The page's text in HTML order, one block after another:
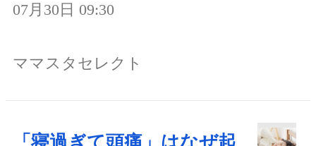
07月30日 09:30
ママスタセレクト